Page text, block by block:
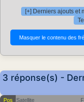
[+] Derniers ajouts et
3 réponse(s) -
Pos Satellite